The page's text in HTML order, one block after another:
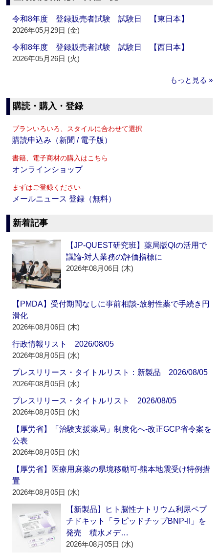
令和8年度 登録販売者試験 試験日 【東日本】
2026年05月29日 (金)
令和8年度 登録販売者試験 試験日 【西日本】
2026年05月26日 (火)
もっと見る »
購読・購入・登録
プランいろいろ、スタイルに合わせて選択
購読申込み（新聞 / 電子版）
書籍、電子商材の購入はこちら
オンラインショップ
まずはご登録ください
メールニュース 登録（無料）
新着記事
【JP-QUEST研究班】薬局版QIの活用で
議論‐対人業務の評価指標に
2026年08月06日 (木)
【PMDA】受付期間なしに事前相談‐放射性薬で手続き円
滑化
2026年08月06日 (木)
行政情報リスト 2026/08/05
2026年08月05日 (水)
プレスリリース・タイトルリスト：新製品 2026/08/05
2026年08月05日 (水)
プレスリリース・タイトルリスト 2026/08/05
2026年08月05日 (水)
【厚労省】「治験支援薬局」制度化へ‐改正GCP省令案を
公表
2026年08月05日 (水)
【厚労省】医療用麻薬の県境移動可‐熊本地震受け特例措
置
2026年08月05日 (水)
【新製品】ヒト脳性ナトリウム利尿ペプ
チドキット「ラピッドチップBNP-II」を
発売 積水メデ…
2026年08月05日 (水)